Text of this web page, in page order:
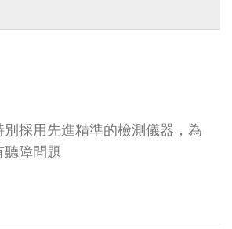
採用先進精準的檢測儀器，為
障問題